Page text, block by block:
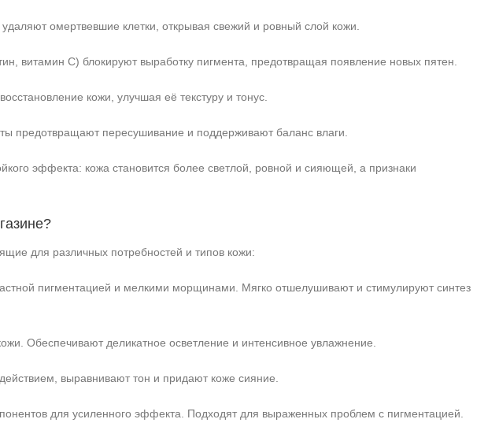
омертвевшие клетки, открывая свежий и ровный слой кожи.
витамин C) блокируют выработку пигмента, предотвращая появление новых пятен.
кожи, улучшая её текстуру и тонус.
предотвращают пересушивание и поддерживают баланс влаги.
эффекта: кожа становится более светлой, ровной и сияющей, а признаки
для различных потребностей и типов кожи:
пигментацией и мелкими морщинами. Мягко отшелушивают и стимулируют синтез
Обеспечивают деликатное осветление и интенсивное увлажнение.
выравнивают тон и придают коже сияние.
для усиленного эффекта. Подходят для выраженных проблем с пигментацией.